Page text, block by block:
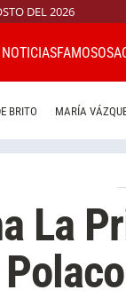
DEL 2026
NOTICIASFAMOSOS
BRITO MARÍA
La